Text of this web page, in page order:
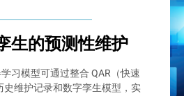
生的预测性维护
习模型可通过整合 QAR（快速
维护记录和数字孪生模型，实